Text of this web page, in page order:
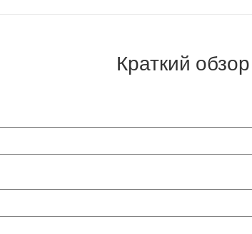
Краткий обзор